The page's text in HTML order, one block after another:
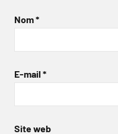
Nom*
E-mail *
Site web